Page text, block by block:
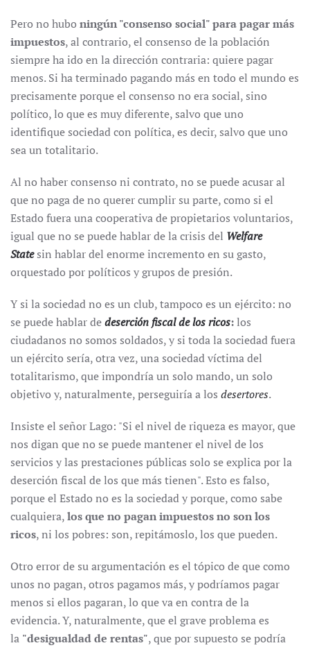
Pero no hubo ningún "consenso social" para pagar más
impuestos, al contrario, el consenso de la población
siempre ha ido en la dirección contraria: quiere pagar
menos. Si ha terminado pagando más en todo el mundo es
precisamente porque el consenso no era social, sino
político, lo que es muy diferente, salvo que uno
identifique sociedad con política, es decir, salvo que uno
sea un totalitario.
Al no haber consenso ni contrato, no se puede acusar al
que no paga de no querer cumplir su parte, como si el
Estado fuera una cooperativa de propietarios voluntarios,
igual que no se puede hablar de la crisis del Welfare
State sin hablar del enorme incremento en su gasto,
orquestado por políticos y grupos de presión.
Y si la sociedad no es un club, tampoco es un ejército: no
se puede hablar dedeserción fiscal de los ricos:los
ciudadanos no somos soldados, y si toda la sociedad fuera
un ejército sería, otra vez, una sociedad víctima del
totalitarismo, que impondría un solo mando, un solo
objetivo y, naturalmente, perseguiría a los desertores.
Insiste el señor Lago: "Si el nivel de riqueza es mayor, que
nos digan que no se puede mantener el nivel de los
servicios y las prestaciones públicas solo se explica por la
deserción fiscal de los que más tienen". Esto es falso,
porque el Estado no es la sociedad y porque, como sabe
cualquiera,los que no pagan impuestos no son los
ricos, ni los pobres: son, repitámoslo, los que pueden.
Otro error de su argumentación es el tópico de que como
unos no pagan, otros pagamos más, y podríamos pagar
menos si ellos pagaran, lo que va en contra de la
evidencia. Y, naturalmente, que el grave problema es
la "desigualdad de rentas", que por supuesto se podría